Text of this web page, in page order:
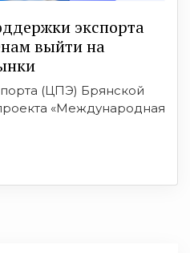
экспорта
выйти на
(ЦПЭ) Брянской
«Международная